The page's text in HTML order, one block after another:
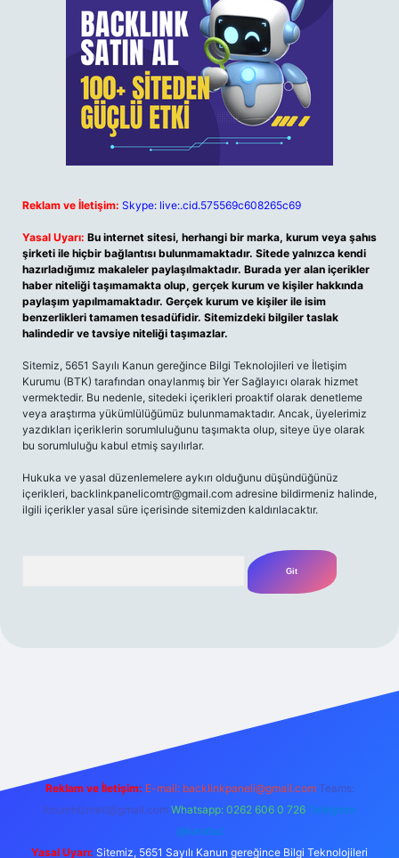
Reklam ve İletişim: Skype: live:.cid.575569c608265c69
Yasal Uyarı: Bu internet sitesi, herhangi bir marka, kurum veya şahıs
şirketi ile hiçbir bağlantısı bulunmamaktadır. Sitede yalnızca kendi
hazırladığımız makaleler paylaşılmaktadır. Burada yer alan içerikler
haber niteliği taşımamakta olup, gerçek kurum ve kişiler hakkında
paylaşım yapılmamaktadır. Gerçek kurum ve kişiler ile isim
benzerlikleri tamamen tesadüfidir. Sitemizdeki bilgiler taslak
halindedir ve tavsiye niteliği taşımazlar.
Sitemiz, 5651 Sayılı Kanun gereğince Bilgi Teknolojileri ve İletişim
Kurumu (BTK) tarafından onaylanmış bir Yer Sağlayıcı olarak hizmet
vermektedir. Bu nedenle, sitedeki içerikleri proaktif olarak denetleme
veya araştırma yükümlülüğümüz bulunmamaktadır. Ancak, üyelerimiz
yazdıkları içeriklerin sorumluluğunu taşımakta olup, siteye üye olarak
bu sorumluluğu kabul etmiş sayılırlar.
Hukuka ve yasal düzenlemelere aykırı olduğunu düşündüğünüz
içerikleri, backlinkpanelicomtr@gmail.com adresine bildirmeniz halinde,
ilgili içerikler yasal süre içerisinde sitemizden kaldırılacaktır.
Reklam ve İletişim: E-mail: backlinkpaneli@gmail.com Teams:
forumhizmeti@gmail.com Whatsapp: 0262 606 0 726 Telegram:
@karabul
Yasal Uyarı: Sitemiz, 5651 Sayılı Kanun gereğince Bilgi Teknolojileri